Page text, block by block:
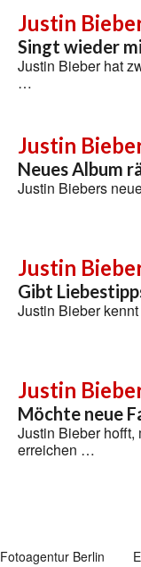
Justin
Singt wieder
Justin Bieber hat
…
Justin
Neues Album
Justin Biebers
Justin
Gibt
Justin Bieber
Justin
Möchte neue
Justin Bieber
erreichen …
Fotoagentur Berlin